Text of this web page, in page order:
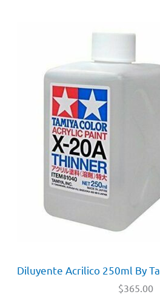
Diluyente Acrilico 250ml By
$365.00